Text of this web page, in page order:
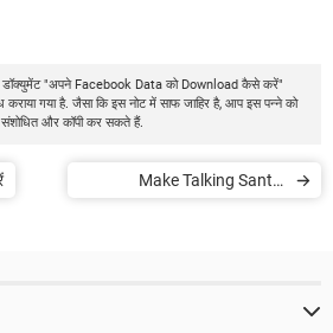
डॉक्युमेंट "अपने Facebook Data को Download कैसे करें"
गया है. जैसा कि इस नोट में साफ जाहिर है, आप इस पन्ने को
संशोधित और कॉपी कर सकते हैं.
Make Talking Santa,